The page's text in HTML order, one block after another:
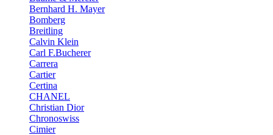
Bernhard H. Mayer
Bomberg
Breitling
Calvin Klein
Carl F.Bucherer
Carrera
Cartier
Certina
CHANEL
Christian Dior
Chronoswiss
Cimier